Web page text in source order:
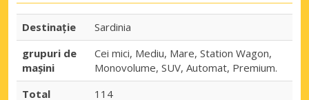
Destinaţie
Sardinia
grupuri de
mașini
Cei mici, Mediu, Mare, Station Wagon,
Monovolume, SUV, Automat, Premium.
Total
114